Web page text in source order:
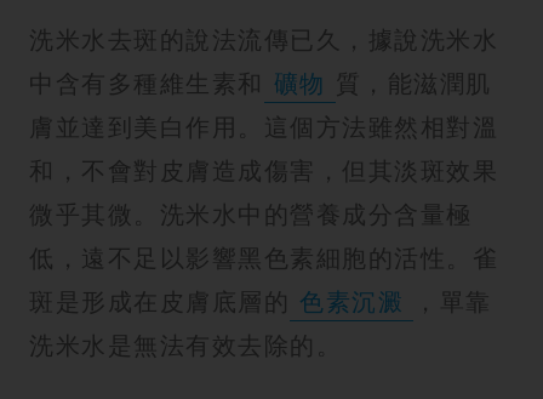
洗米水去斑的說法流傳已久，據說洗米水
中含有多種維生素和 礦物 質，能滋潤肌
膚並達到美白作用。這個方法雖然相對溫
和，不會對皮膚造成傷害，但其淡斑效果
微乎其微。洗米水中的營養成分含量極
低，遠不足以影響黑色素細胞的活性。雀
斑是形成在皮膚底層的 色素沉澱
，單靠
洗米水是無法有效去除的。